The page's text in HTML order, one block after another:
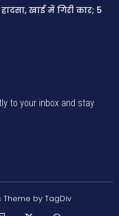
खाई में गिरी कार; 5
to your inbox and stay
by TagDiv